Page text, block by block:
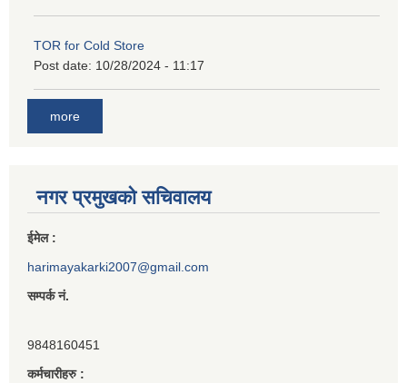
TOR for Cold Store
Post date: 10/28/2024 - 11:17
more
नगर प्रमुखको सचिवालय
ईमेल :
harimayakarki2007@gmail.com
सम्पर्क नं.
9848160451
कर्मचारीहरु :